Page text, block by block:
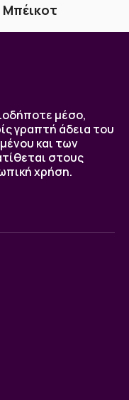
μέσο,
γραπτή άδεια του
και των
στους
χρήση.